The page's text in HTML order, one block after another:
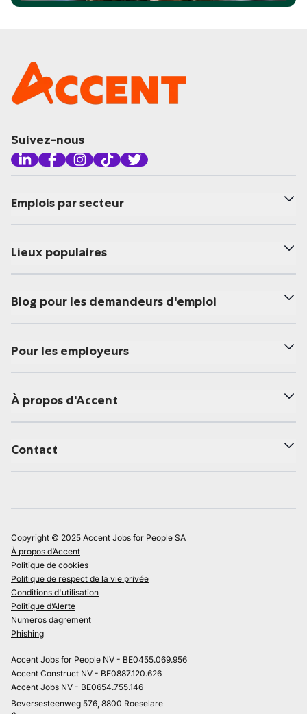
Suivez-nous
Emplois par secteur
Lieux populaires
Blog pour les demandeurs d'emploi
Pour les employeurs
À propos d'Accent
Contact
Copyright © 2025 Accent Jobs for People SA
À propos d’Accent
Politique de cookies
Politique de respect de la vie privée
Conditions d'utilisation
Politique d’Alerte
Numeros dagrement
Phishing
Accent Jobs for People NV - BE0455.069.956
Accent Construct NV - BE0887.120.626
Accent Jobs NV - BE0654.755.146
Beversesteenweg 576, 8800 Roeselare